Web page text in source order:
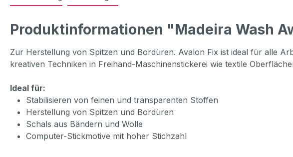
Produktinformationen "Madeira Wash
Zur Herstellung von Spitzen und Bordüren. Avalon Fix ist ideal für alle
kreativen Techniken in Freihand-Maschinenstickerei wie textile
Ideal für:
Stabilisieren von feinen und transparenten Stoffen
Herstellung von Spitzen und Bordüren
Schals aus Bändern und Wolle
Computer-Stickmotive mit hoher Stichzahl